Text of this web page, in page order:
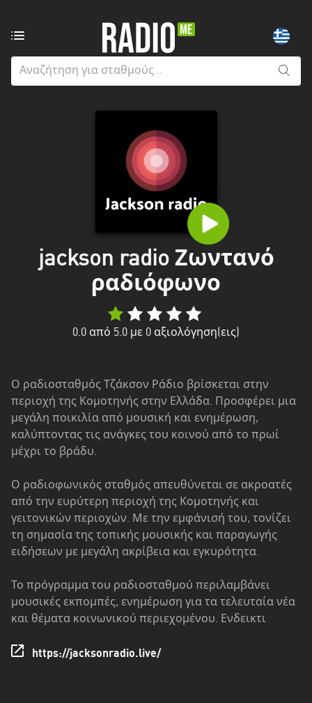
σταθμοί
από:
Θράκη
Μακεδονία
Ήπειρος
Θεσσαλία
νησιά
Κεντρική
Μακεδονία
Κρήτη
Νότιο
Αιγαίο
Πελοπόννησος
Στερεά
jackson radio Ζωντανό
ραδιόφωνο
0.0 από 5.0 με 0 αξιολόγηση(εις)
Ο ραδιοσταθμός Τζάκσον Ράδιο βρίσκεται στην
περιοχή της Κομοτηνής στην Ελλάδα. Προσφέρει μια
μεγάλη ποικιλία από μουσική και ενημέρωση,
καλύπτοντας τις ανάγκες του κοινού από το πρωί
μέχρι το βράδυ.
Ο ραδιοφωνικός σταθμός απευθύνεται σε ακροατές
από την ευρύτερη περιοχή της Κομοτηνής και
γειτονικών περιοχών. Με την εμφάνισή του, τονίζει
τη σημασία της τοπικής μουσικής και παραγωγής
ειδήσεων με μεγάλη ακρίβεια και εγκυρότητα.
Το πρόγραμμα του ραδιοσταθμού περιλαμβάνει
μουσικές εκπομπές, ενημέρωση για τα τελευταία νέα
και θέματα κοινωνικού περιεχομένου. Ενδεικτι
https://jacksonradio.live/